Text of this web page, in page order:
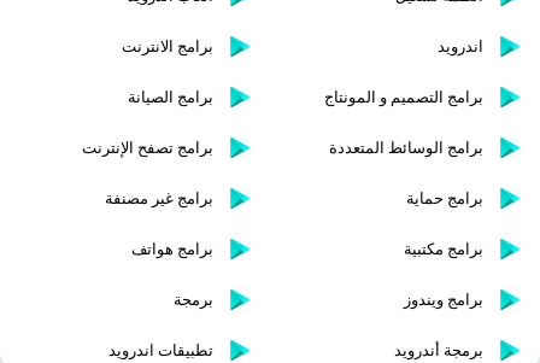
اندرويد برامج الانترنت
برامج التصميم و المونتاج برامج الصيانة
برامج الوسائط المتعددة برامج تصفح الإنترنت
برامج حماية برامج غير مصنفة
برامج مكتبية برامج هواتف
برامج ويندوز برمجة
برمجة أندرويد تطبيقات اندرويد